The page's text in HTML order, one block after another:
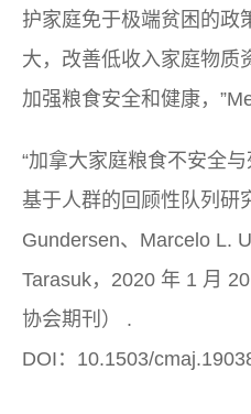
护家庭免于极端贫困的政
大，改善低收入家庭物质
加强粮食安全和健康，
“加拿大家庭粮食不安全
基于人群的回顾性队列研
Gundersen、Marcelo L.
Tarasuk，2020 年 1 月 20
协会期刊）
.
DOI：10.1503/